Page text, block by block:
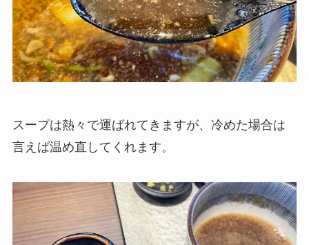
スープは熱々で運ばれてきますが、冷めた場合は
言えば温め直してくれます。